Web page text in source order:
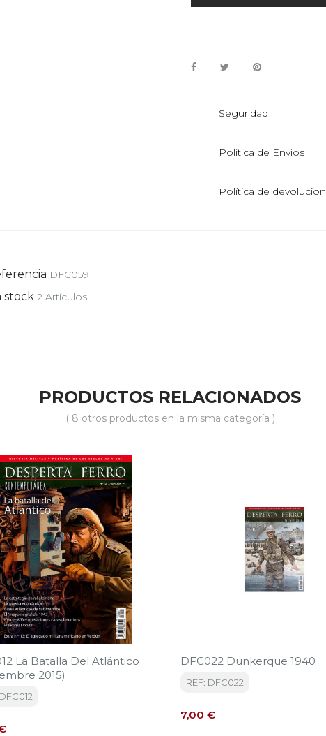
Seguridad
Política de Envíos
Política de
DFC059
stock 2 Artículos
PRODUCTOS RELACIONADOS
( 8 otros productos en la misma categoría )
La Batalla Del Atlántico
2015)
DFC022 Dunkerque 1940
REF: DFC022
Precio
7,00 €